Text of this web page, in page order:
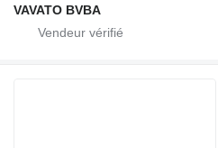
VAVATO BVBA